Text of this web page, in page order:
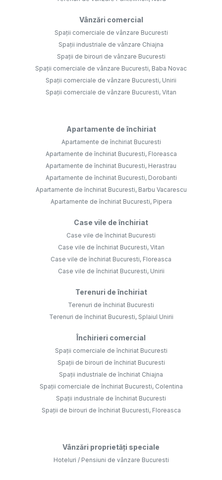
Vânzări comercial
Spații comerciale de vânzare Bucuresti
Spații industriale de vânzare Chiajna
Spații de birouri de vânzare Bucuresti
Spații comerciale de vânzare Bucuresti, Baba Novac
Spații comerciale de vânzare Bucuresti, Unirii
Spații comerciale de vânzare Bucuresti, Vitan
Apartamente de închiriat
Apartamente de închiriat Bucuresti
Apartamente de închiriat Bucuresti, Floreasca
Apartamente de închiriat Bucuresti, Herastrau
Apartamente de închiriat Bucuresti, Dorobanti
Apartamente de închiriat Bucuresti, Barbu Vacarescu
Apartamente de închiriat Bucuresti, Pipera
Case vile de închiriat
Case vile de închiriat Bucuresti
Case vile de închiriat Bucuresti, Vitan
Case vile de închiriat Bucuresti, Floreasca
Case vile de închiriat Bucuresti, Unirii
Terenuri de închiriat
Terenuri de închiriat Bucuresti
Terenuri de închiriat Bucuresti, Splaiul Unirii
Închirieri comercial
Spații comerciale de închiriat Bucuresti
Spații de birouri de închiriat Bucuresti
Spații industriale de închiriat Chiajna
Spații comerciale de închiriat Bucuresti, Colentina
Spații industriale de închiriat Bucuresti
Spații de birouri de închiriat Bucuresti, Floreasca
Vânzări proprietăți speciale
Hoteluri / Pensiuni de vânzare Bucuresti